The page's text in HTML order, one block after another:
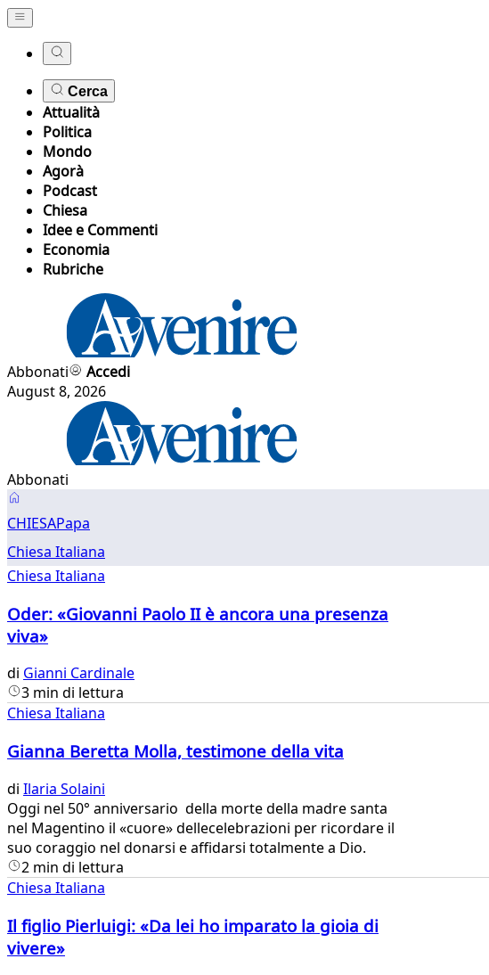
Cerca
Attualità
Politica
Mondo
Agorà
Podcast
Chiesa
Idee e Commenti
Economia
Rubriche
Abbonati
Accedi
August 8, 2026
Abbonati
Chiesa
CHIESAPapa
Chiesa Italiana
Chiesa Italiana
Oder: «Giovanni Paolo II è ancora una presenza
viva»
di Gianni Cardinale
3 min di lettura
Chiesa Italiana
Gianna Beretta Molla, testimone della vita
di Ilaria Solaini
​Oggi nel 50° anniversario della morte della madre santa
nel Magentino il «cuore» dellecelebrazioni per ricordare il
suo coraggio nel donarsi e affidarsi totalmente a Dio.
2 min di lettura
Chiesa Italiana
Il figlio Pierluigi: «Da lei ho imparato la gioia di
vivere»